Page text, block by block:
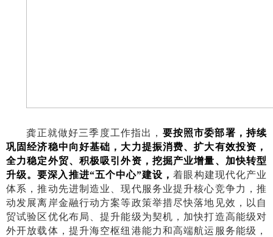
龚正就做好三季度工作指出， 要按照市委部署，持续
巩固经济稳中向好基础 ， 大力提振消费、扩大有效投资 ，
全力稳定外贸、积极吸引外资 ， 挖掘产业增量、 加快转型
升级。要深入推进“五个中心”建设 ，着眼构建现代化产业
体系，推动先进制造业、现代服务业提升核心竞争力，推
动发展离岸金融行动方案等政策举措尽快落地见效，以自
贸试验区优化布局、提升能级为契机，加快打造高能级对
外开放载体，提升海空枢纽港能力和高端航运服务能级，